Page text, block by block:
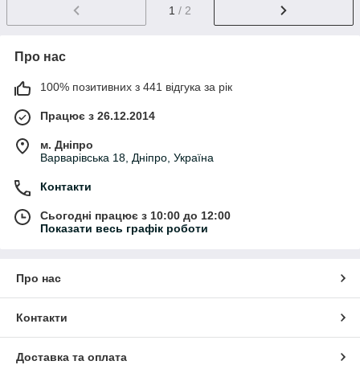
1 / 2
Про нас
100% позитивних з 441 відгука за рік
Працює з 26.12.2014
м. Дніпро
Варварівська 18, Дніпро, Україна
Контакти
Сьогодні працює з 10:00 до 12:00
Показати весь графік роботи
Про нас
Контакти
Доставка та оплата